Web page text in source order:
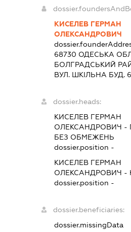
КИСЕЛЕВ ГЕРМАН
ОЛЕКСАНДРОВИЧ
68730 ОДЕСЬКА
БОЛГРАДСЬКИЙ
ВУЛ. ШКІЛЬНА БУД.
dossier.heads:
КИСЕЛЕВ ГЕРМАН
ОЛЕКСАНДРОВИЧ -
БЕЗ ОБМЕЖЕНЬ
dossier.position -
КИСЕЛЕВ ГЕРМАН
ОЛЕКСАНДРОВИЧ -
dossier.position -
dossier.beneficiaries:
dossier.missingData